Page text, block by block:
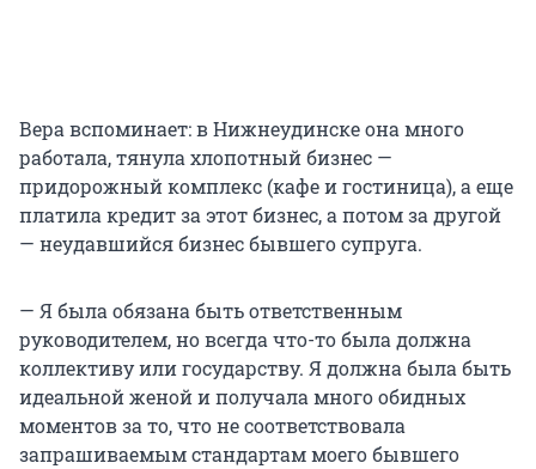
Вера вспоминает: в Нижнеудинске она много
работала, тянула хлопотный бизнес —
придорожный комплекс (кафе и гостиница), а еще
платила кредит за этот бизнес, а потом за другой
— неудавшийся бизнес бывшего супруга.
— Я была обязана быть ответственным
руководителем, но всегда что-то была должна
коллективу или государству. Я должна была быть
идеальной женой и получала много обидных
моментов за то, что не соответствовала
запрашиваемым стандартам моего бывшего